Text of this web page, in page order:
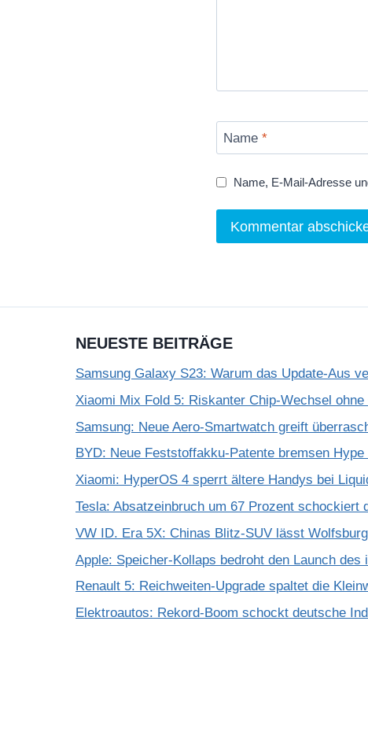
Name *
Name, E-Mail-Adresse
NEUESTE BEITRÄGE
Samsung Galaxy S23: Warum das Update-Aus
Xiaomi Mix Fold 5: Riskanter Chip-Wechsel ohne
Samsung: Neue Aero-Smartwatch greift
BYD: Neue Feststoffakku-Patente bremsen Hype
Xiaomi: HyperOS 4 sperrt ältere Handys bei
Tesla: Absatzeinbruch um 67 Prozent schockiert
VW ID. Era 5X: Chinas Blitz-SUV lässt
Apple: Speicher-Kollaps bedroht den Launch des
Renault 5: Reichweiten-Upgrade spaltet die
Elektroautos: Rekord-Boom schockt deutsche